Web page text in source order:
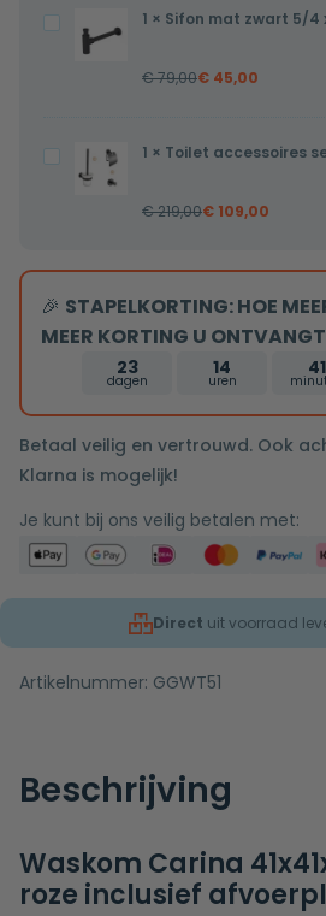
aansluitslangen
greeps
bediening
Sifon
mat
32mm
1 × Sifon mat zwart 5/4
€79,00€ 45,00
Toilet
accessoires
zwart
rond
1 × Toilet accessoires
€219,00€ 109,00
🎉 STAPELKORTING: HOE
MEER KORTING U
23
dagen
14
uren
41
Betaal veilig en vertrouwd. Ook
Klarna is mogelijk!
Je kunt bij ons veilig betalen met:
Direct uit voorraad
Artikelnummer: GGWT51
Beschrijving
Waskom Carina
roze inclusief